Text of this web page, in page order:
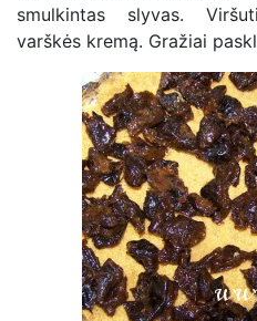
smulkintas slyvas.
varškės kremą. Gražiai